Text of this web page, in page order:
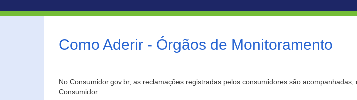
Como Aderir - Órgãos de Monitoramento
No Consumidor.gov.br, as reclamações registradas pelos consumidores são
Consumidor.